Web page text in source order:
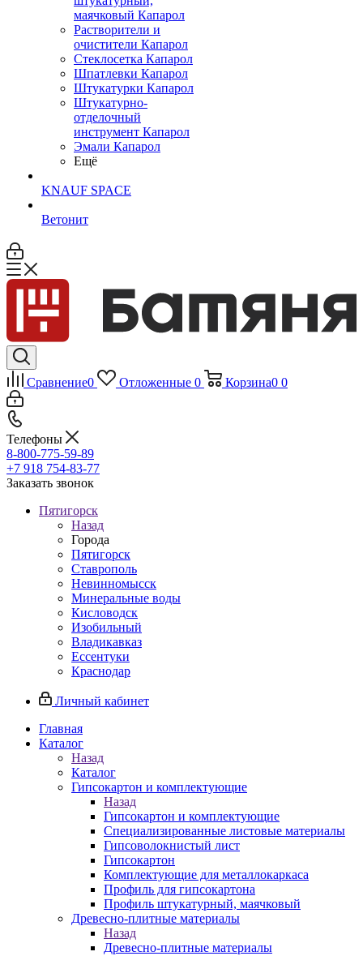
маячковый Капарол
Растворители и
очистители Капарол
Cтеклосетка Капарол
Шпатлевки Капарол
Штукатурки Капарол
Штукатурно-
отделочный
инструмент Капарол
Эмали Капарол
Ещё
KNAUF SPACE
Ветонит
Сравнение0 Отложенные 0 Корзина0 0
Телефоны
8-800-775-59-89
+7 918 754-83-77
Заказать звонок
Пятигорск
Назад
Города
Пятигорск
Ставрополь
Невинномысск
Минеральные воды
Кисловодск
Изобильный
Владикавказ
Ессентуки
Краснодар
Личный кабинет
Главная
Каталог
Назад
Каталог
Гипсокартон и комплектующие
Назад
Гипсокартон и комплектующие
Специализированные листовые материалы
Гипсоволокнистый лист
Гипсокартон
Комплектующие для металлокаркаса
Профиль для гипсокартона
Профиль штукатурный, маячковый
Древесно-плитные материалы
Назад
Древесно-плитные материалы